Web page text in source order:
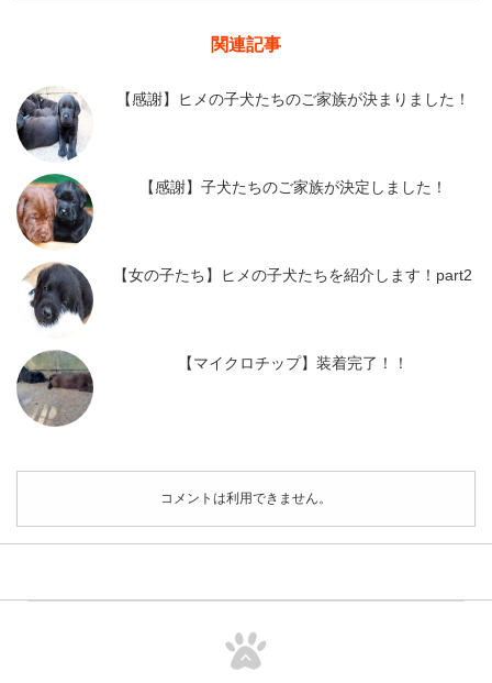
関連記事
【感謝】ヒメの子犬たちのご家族が決まりました！
【感謝】子犬たちのご家族が決定しました！
【女の子たち】ヒメの子犬たちを紹介します！part2
【マイクロチップ】装着完了！！
コメントは利用できません。